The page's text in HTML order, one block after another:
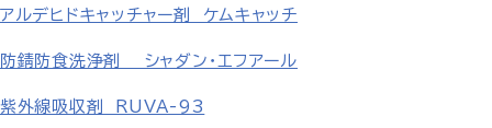
アルデヒドキャッチャー剤 ケムキャッチ
防錆防食洗浄剤 シャダン・エフアール
紫外線吸収剤 RUVA-93